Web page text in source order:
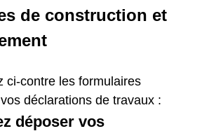
de construction et
ci-contre les formulaires
déclarations de travaux :
déposer vos